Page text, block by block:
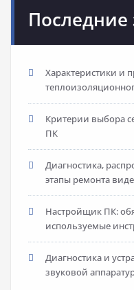
Последние
Характеристики и
Критерии выбора
ПК
Диагностика,
этапы ремонта
Настройщик ПК:
используемые
Диагностика и
звуковой